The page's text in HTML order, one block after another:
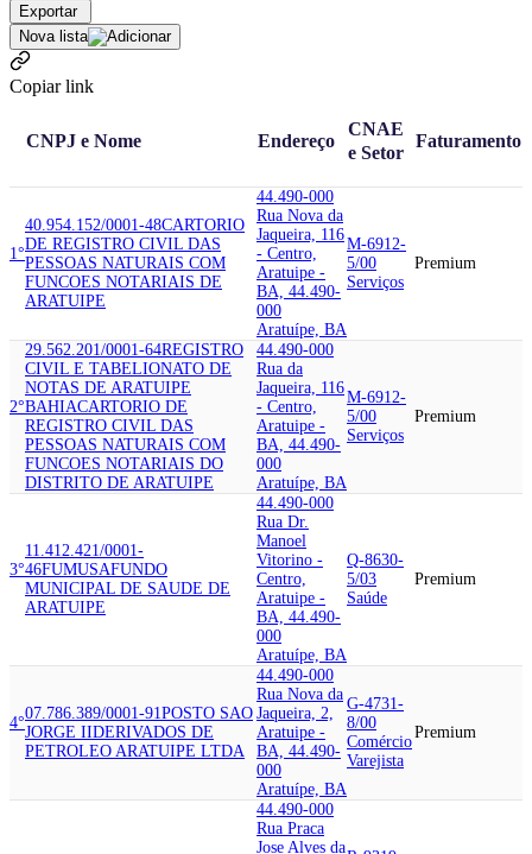
Exportar
Nova lista
Copiar link
CNPJ e Nome Endereço
CNAE
e Setor
Faturamento
1°
40.954.152/0001-48CARTORIO
DE REGISTRO CIVIL DAS
PESSOAS NATURAIS COM
FUNCOES NOTARIAIS DE
ARATUIPE
44.490-000
Rua Nova da
Jaqueira, 116
- Centro,
Aratuipe -
BA, 44.490-
000
Aratuípe, BA
M-6912-
5/00
Serviços
Premium
2°
29.562.201/0001-64REGISTRO
CIVIL E TABELIONATO DE
NOTAS DE ARATUIPE
BAHIACARTORIO DE
REGISTRO CIVIL DAS
PESSOAS NATURAIS COM
FUNCOES NOTARIAIS DO
DISTRITO DE ARATUIPE
44.490-000
Rua da
Jaqueira, 116
- Centro,
Aratuipe -
BA, 44.490-
000
Aratuípe, BA
M-6912-
5/00
Serviços
Premium
3°
11.412.421/0001-
46FUMUSAFUNDO
MUNICIPAL DE SAUDE DE
ARATUIPE
44.490-000
Rua Dr.
Manoel
Vitorino -
Centro,
Aratuipe -
BA, 44.490-
000
Aratuípe, BA
Q-8630-
5/03
Saúde
Premium
4°
07.786.389/0001-91POSTO SAO
JORGE IIDERIVADOS DE
PETROLEO ARATUIPE LTDA
44.490-000
Rua Nova da
Jaqueira, 2,
Aratuipe -
BA, 44.490-
000
Aratuípe, BA
G-4731-
8/00
Comércio
Varejista
Premium
44.490-000
Rua Praca
Jose Alves da